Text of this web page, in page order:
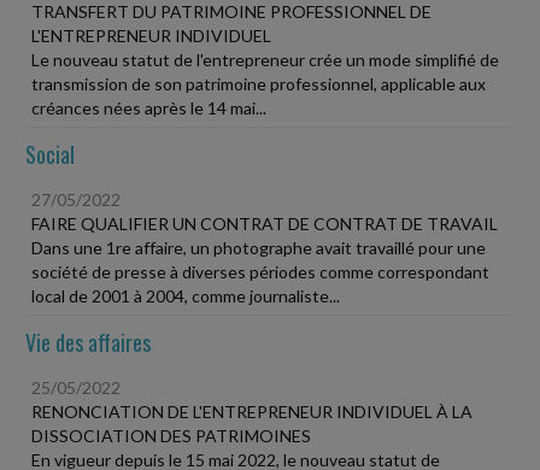
TRANSFERT DU PATRIMOINE PROFESSIONNEL DE
L'ENTREPRENEUR INDIVIDUEL
Le nouveau statut de l'entrepreneur crée un mode simplifié de
transmission de son patrimoine professionnel, applicable aux
créances nées après le 14 mai...
Social
27/05/2022
FAIRE QUALIFIER UN CONTRAT DE CONTRAT DE TRAVAIL
Dans une 1re affaire, un photographe avait travaillé pour une
société de presse à diverses périodes comme correspondant
local de 2001 à 2004, comme journaliste...
Vie des affaires
25/05/2022
RENONCIATION DE L'ENTREPRENEUR INDIVIDUEL À LA
DISSOCIATION DES PATRIMOINES
En vigueur depuis le 15 mai 2022, le nouveau statut de